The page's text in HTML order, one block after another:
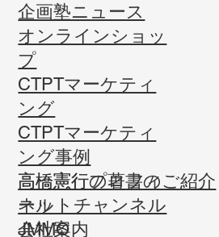
企画塾ニュース
オンラインショッ
プ
CTPTマーケティ
ング
CTPTマーケティ
ング事例
高橋憲行プロフィ
ール
会社案内
高橋憲行の著書のご紹介
ネットチャンネル
JMMO